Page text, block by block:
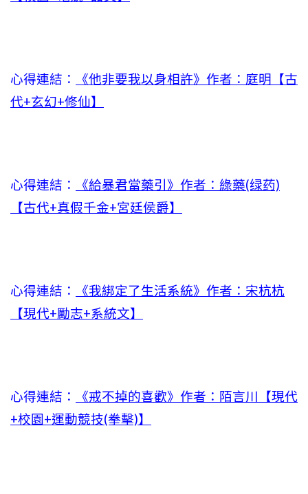
心得連結：
《他非要我以身相許》作者：庭明【古
代+玄幻+修仙】
心得連結：
《給暴君當藥引》作者：綠藥(绿药)
【古代+真假千金+宮廷侯爵】
心得連結：
《我綁定了生活系統》作者：宋杭杭
【現代+勵志+系統文】
心得連結：
《戒不掉的喜歡》作者：陌言川【現代
+校園+運動競技(拳擊)】